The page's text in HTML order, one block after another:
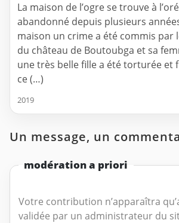
La maison de l’ogre se trouve à
abandonné depuis plusieurs
maison un crime a été commis par
du château de Boutoubga et sa
une très belle fille a été torturée et
ce (…)
2019
Un message, un
modération a priori
Votre contribution n’apparaîtra
validée par un administrateur du